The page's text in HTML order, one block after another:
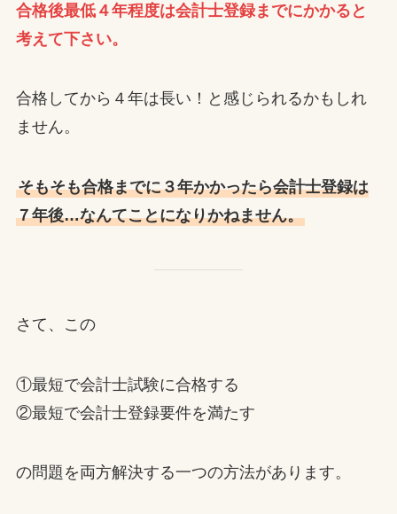
合格後最低４年程度は会計士登録までにかかると
考えて下さい。
合格してから４年は長い！と感じられるかもしれ
ません。
そもそも合格までに３年かかったら会計士登録は
７年後…なんてことになりかねません。
さて、この
①最短で会計士試験に合格する
②最短で会計士登録要件を満たす
の問題を両方解決する一つの方法があります。